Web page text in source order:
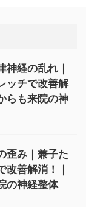
神経の乱れ｜
ッチで改善解
らも来院の神
歪み｜兼子た
善解消！｜
の神経整体